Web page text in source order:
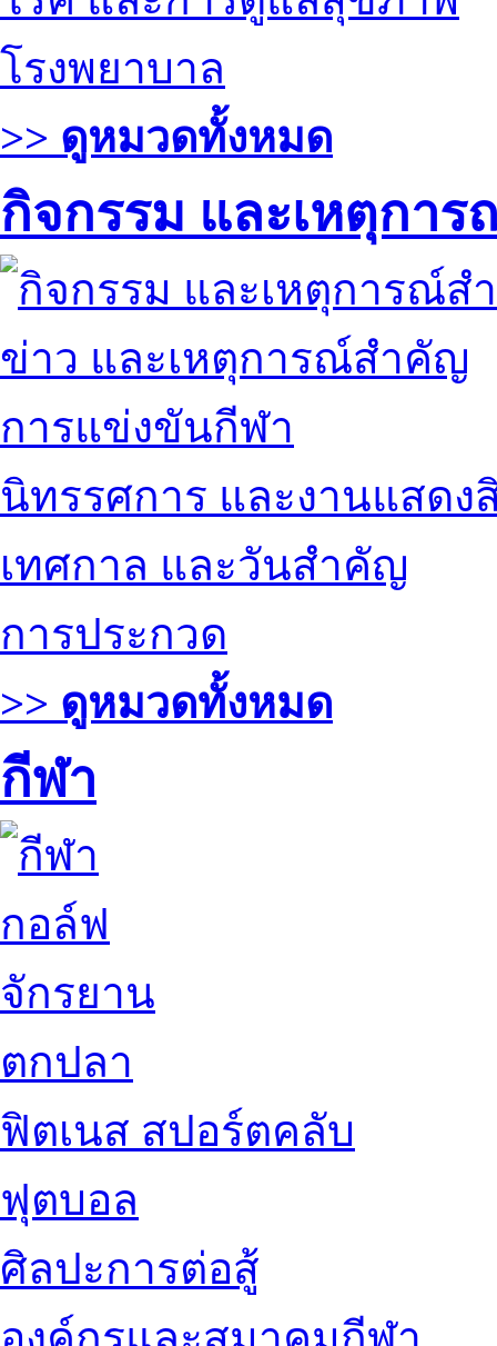
โรงพยาบาล
>> ดูหมวดทั้งหมด
กิจกรรม และเหตุกา
ข่าว และเหตุการณ์สำคัญ
การแข่งขันกีฬา
นิทรรศการ และงานแสดง
เทศกาล และวันสำคัญ
การประกวด
>> ดูหมวดทั้งหมด
กีฬา
กอล์ฟ
จักรยาน
ตกปลา
ฟิตเนส สปอร์ตคลับ
ฟุตบอล
ศิลปะการต่อสู้